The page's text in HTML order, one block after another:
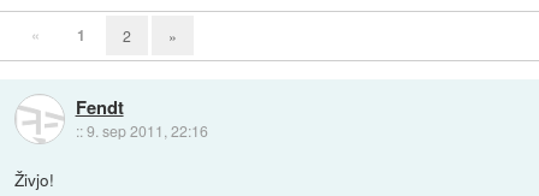
« 1 2 »
Fendt
::9. sep 2011, 22:16
Živjo!